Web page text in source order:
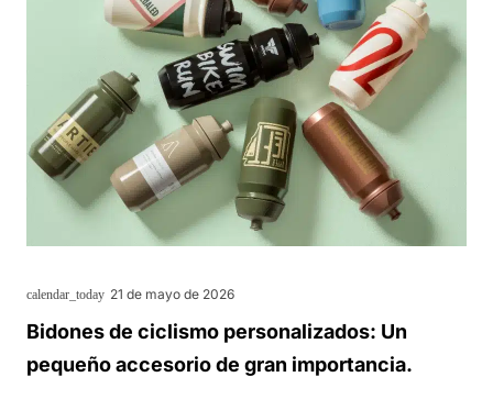
calendar_today 21 de mayo de 2026
Bidones de ciclismo personalizados: Un
pequeño accesorio de gran importancia.